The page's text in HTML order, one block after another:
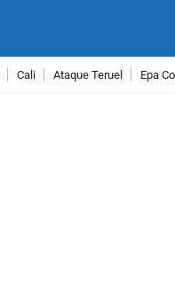
Cali Ataque Teruel Epa